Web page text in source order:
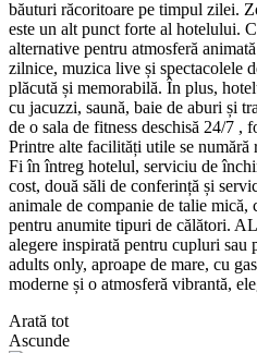
băuturi răcoritoare pe timpul zilei.
este un alt punct forte al hotelului.
alternative pentru atmosferă
zilnice, muzica live și spectacolele
plăcută și memorabilă. În plus,
cu jacuzzi, saună, baie de aburi și
de o sala de fitness deschisă 24/7 ,
Printre alte facilități utile se numără
Fi în întreg hotelul, serviciu de
cost, două săli de conferință și
animale de companie de talie mică,
pentru anumite tipuri de călători.
alegere inspirată pentru cupluri sau
adults only, aproape de mare, cu
moderne și o atmosferă vibrantă,
Arată tot
Ascunde